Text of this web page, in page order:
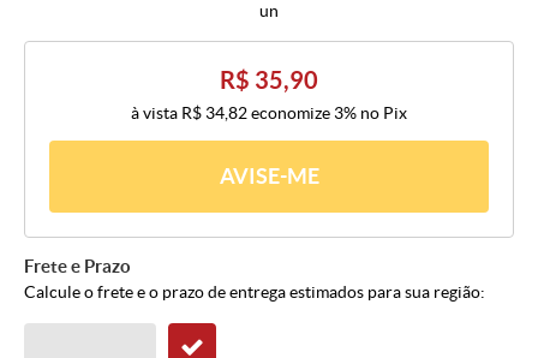
un
R$ 35,90
à vista R$ 34,82economize 3% no Pix
AVISE-ME
Frete e Prazo
Calcule o frete e o prazo de entrega estimados para sua região: